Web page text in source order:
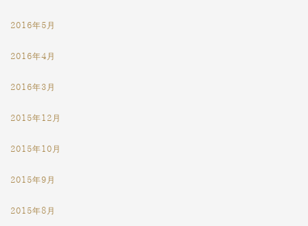
2016年5月
2016年4月
2016年3月
2015年12月
2015年10月
2015年9月
2015年8月